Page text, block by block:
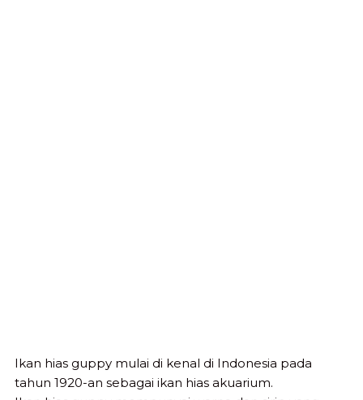
Ikan hias guppy mulai di kenal di Indonesia pada
tahun 1920-an sebagai ikan hias akuarium.